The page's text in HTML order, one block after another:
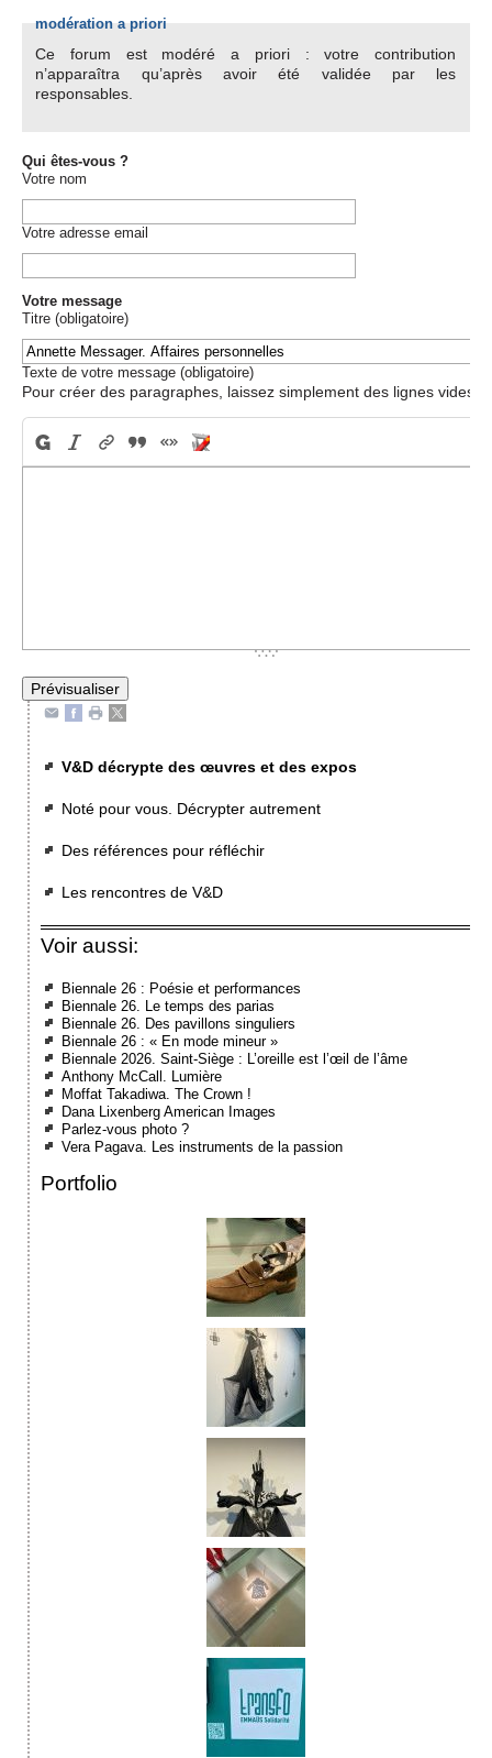
modération a priori
Ce forum est modéré a priori : votre contribution
n’apparaîtra qu’après avoir été validée par les
responsables.
Qui êtes-vous ?
Votre nom
Votre adresse email
Votre message
Titre (obligatoire)
Texte de votre message (obligatoire)
Pour créer des paragraphes, laissez simplement des lignes vides.
V&D décrypte des œuvres et des expos
Noté pour vous. Décrypter autrement
Des références pour réfléchir
Les rencontres de V&D
Voir aussi:
Biennale 26 : Poésie et performances
Biennale 26. Le temps des parias
Biennale 26. Des pavillons singuliers
Biennale 26 : « En mode mineur »
Biennale 2026. Saint-Siège : L’oreille est l’œil de l’âme
Anthony McCall. Lumière
Moffat Takadiwa. The Crown !
Dana Lixenberg American Images
Parlez-vous photo ?
Vera Pagava. Les instruments de la passion
Portfolio